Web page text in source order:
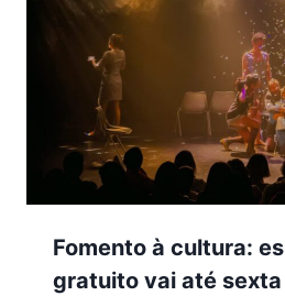
Fomento à cultura:
gratuito vai até sexta